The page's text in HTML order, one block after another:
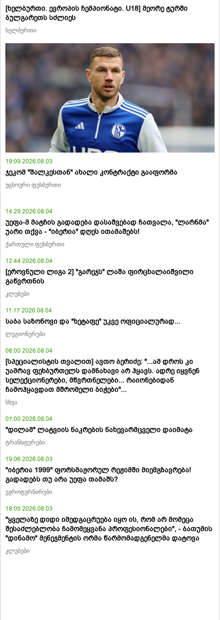
[ხელბურთი. ევროპის ჩემპიონატი. U18] მეორე ტურში
ბულგარეთს სძლიეს
ხელბურთი
19:09 2026.08.03
ჯეკომ "შალკესთან" ახალი კონტრაქტი გააფორმა
უცხოური ფეხბურთი
14:29 2026.08.04
უეფა-მ მატჩის გადადება დასაშვებად ჩათვალა, "ლარნმა"
უარი თქვა - "იბერია" დღეს ითამაშებს!
ქართული ფეხბურთი
12:44 2026.08.04
[ეროვნული ლიგა 2] "გარეჯს" ლაშა ფირცხალაიშვილი
გაწვრთნის
კლუბები
11:17 2026.08.04
საბა საზონოვი და "ხეტაფე" უკვე ოფიციალურად...
ლეგიონერები
08:00 2026.08.04
[სპეციალისტის თვალით] ავთო ბერიძე: "...ამ დროს კი
უამრავ ფეხბურთელს დამნახავი არ ჰყავს. ადრე იყვნენ
სელექციონერები, მწვრთნელები... რაიონებიდან
ჩამოჰყავდათ მშრომელი ბიჭები"...
სხვა
07:00 2026.08.04
"დილამ" ლატვიის ნაკრების ნახევარმცველი დაიმატა
ტრანსფერები
19:06 2026.08.03
"იბერია 1999" ფორსმაჟორულ რეჟიმში მიემგზავრება!
გადადებს თუ არა უეფა თამაშს?
ევროტურნირები
18:05 2026.08.03
"ყველაზე დიდი იმედგაცრუება იყო ის, რომ არ მომეცა
შესაძლებლობა ჩამომეყვანა პროფესიონალები", - ბათუმის
"დინამო" მენეჯმენტის ორმა წარმომადგენელმა დატოვა
კლუბები